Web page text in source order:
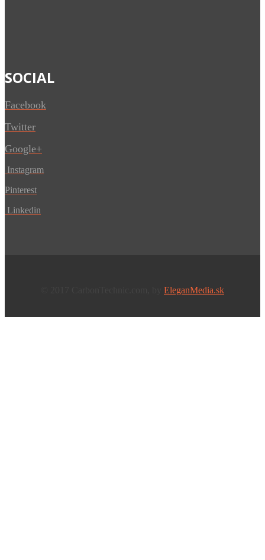
SOCIAL
Facebook
Twitter
Google+
Instagram
Pinterest
Linkedin
EleganMedia.sk